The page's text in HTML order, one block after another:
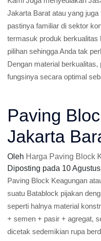
Jakarta Barat atau yang
pastinya familiar di sektor
termasuk produk
pilihan sehingga Anda tak
Dengan material
fungsinya secara optimal
Paving
Jakarta
Oleh Harga Paving Block
Diposting pada 10
Paving Block Keagungan
suatu Batablock pijakan
seperti halnya material
+ semen + pasir + agregat,
dicetak sedemikian rupa